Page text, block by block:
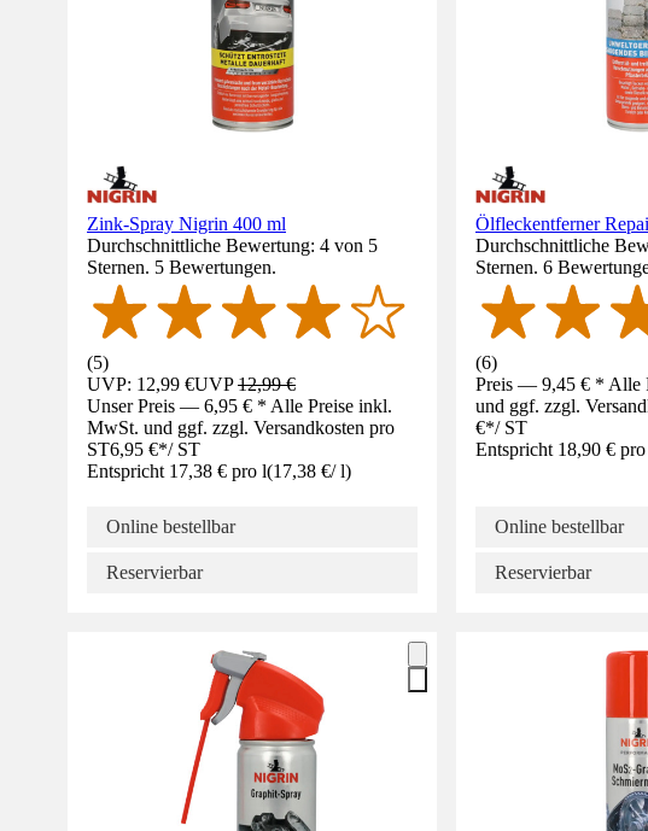
Zink-Spray Nigrin 400 ml
Durchschnittliche Bewertung: 4 von 5
Sternen. 5 Bewertungen.
(5)
UVP: 12,99 €UVP12,99 €
Unser Preis — 6,95 € * Alle Preise inkl.
MwSt. und ggf. zzgl. Versandkosten pro
ST6,95 €*/ ST
Entspricht 17,38 € pro l(17,38 €/ l)
Online bestellbar
Reservierbar
Ölfleckentferner
Durchschnittliche
Sternen. 6
(6)
Preis — 9,45 € * Alle
und ggf. zzgl.
€*/ ST
Entspricht 18,90 €
Online bestellbar
Reservierbar